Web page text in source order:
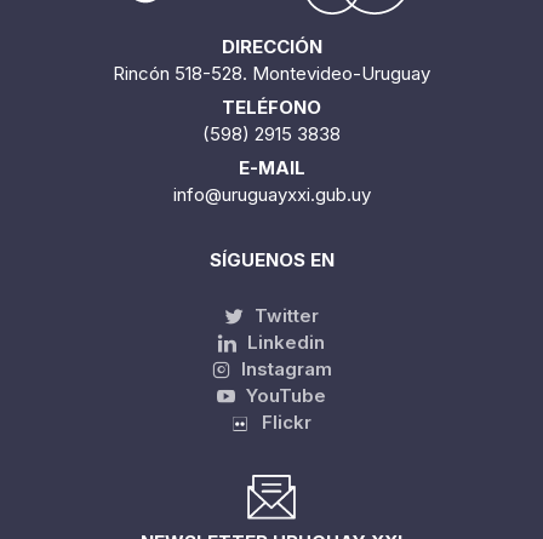
DIRECCIÓN
Rincón 518-528. Montevideo-Uruguay
TELÉFONO
(598) 2915 3838
E-MAIL
info@uruguayxxi.gub.uy
SÍGUENOS EN
Twitter
Linkedin
Instagram
YouTube
Flickr